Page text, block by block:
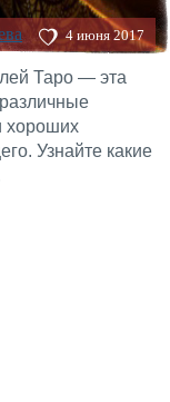
4 июня 2017
Таро — эта
хороших
Узнайте какие